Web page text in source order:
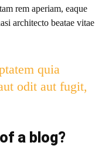
rem aperiam, eaque
architecto beatae vitae
quia
odit aut fugit,
a blog?